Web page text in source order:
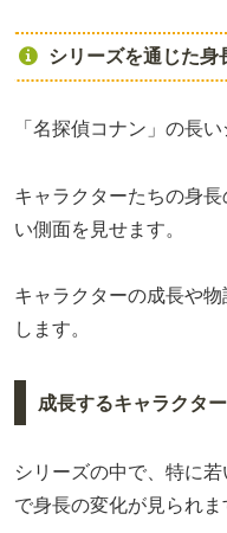
シリーズを通じた身
「名探偵コナン」の長
キャラクターたちの身
い側面を見せます。
キャラクターの成長や
します。
成長するキャラクタ
シリーズの中で、特に
で身長の変化が見られま